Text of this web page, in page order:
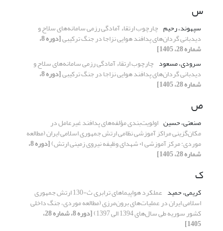
س
سپهوند، رحیم چارچوب ارتقاء آمادگی رزمی سامانه‌های سلاح و
دیدبانی گردان‌های پدافند هوایی نزاجا در جنگ ترکیبی [دوره 8،
شماره 28، 1405]
سرودی، مسعود چارچوب ارتقاء آمادگی رزمی سامانه‌های سلاح و
دیدبانی گردان‌های پدافند هوایی نزاجا در جنگ ترکیبی [دوره 8،
شماره 28، 1405]
ص
صنعتی، حسین اولویت‌بندی مؤلفه‌های پدافند غیرعامل در
مکان‌گزینی مراکز آموزشی نظامی ارتش جمهوری اسلامی ایران (مطالعه
موردی: مرکز آموزشی ۰۱ شهدای وظیفه نیروی زمینی ارتش) [دوره 8،
شماره 28، 1405]
ک
کریمی، حمید عملکرد هواپیماهای ترابری ث-130 ارتش جمهوری
اسلامی ایران در عملیات‌های برون‌مرزی (مطالعه موردی، جنگ داخلی
کشور سوریه طی سال‌های 1394 الی 1397) [دوره 8، شماره 28،
1405]